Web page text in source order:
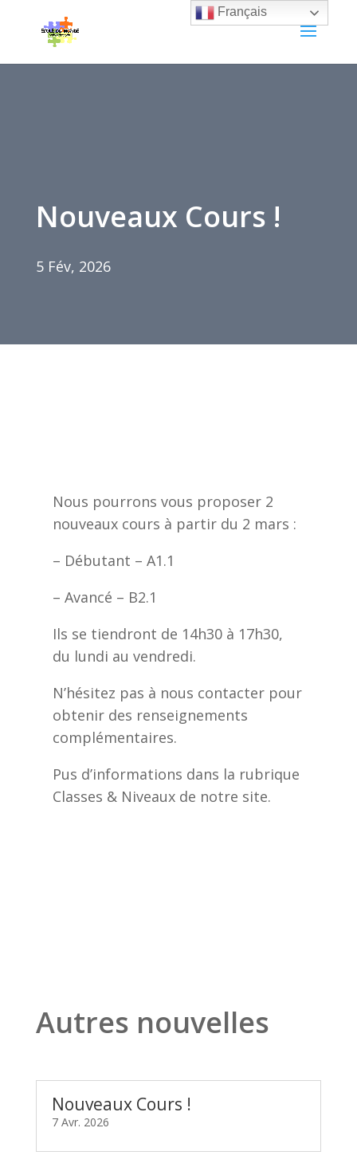
Nouveaux Cours !
5 Fév, 2026
Nous pourrons vous proposer 2
nouveaux cours à partir du 2 mars :
– Débutant – A1.1
– Avancé – B2.1
Ils se tiendront de 14h30 à 17h30,
du lundi au vendredi.
N’hésitez pas à nous contacter pour
obtenir des renseignements
complémentaires.
Pus d’informations dans la rubrique
Classes & Niveaux de notre site.
Autres nouvelles
Nouveaux Cours !
7 Avr. 2026
Français